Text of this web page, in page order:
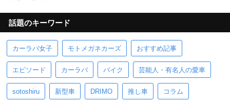
話題のキーワード
カーラバ女子 モトメガネカーズ おすすめ記事
エピソード カーラバ バイク 芸能人・有名人の愛車
sotoshiru 新型車 DRIMO 推し車 コラム